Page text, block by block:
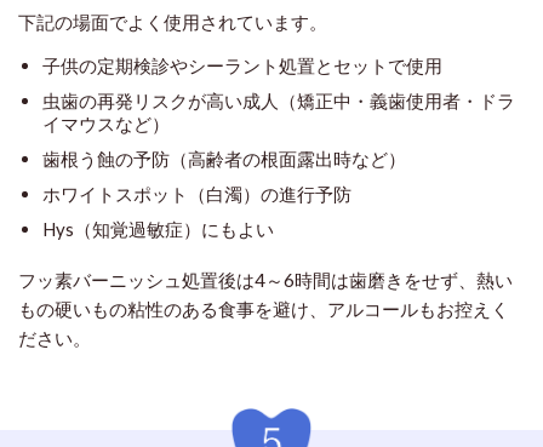
下記の場面でよく使用されています。
子供の定期検診やシーラント処置とセットで使用
虫歯の再発リスクが高い成人（矯正中・義歯使用者・ドラ
イマウスなど）
歯根う蝕の予防（高齢者の根面露出時など）
ホワイトスポット（白濁）の進行予防
Hys（知覚過敏症）にもよい
フッ素バーニッシュ処置後は4～6時間は歯磨きをせず、熱い
もの硬いもの粘性のある食事を避け、アルコールもお控えく
ださい。